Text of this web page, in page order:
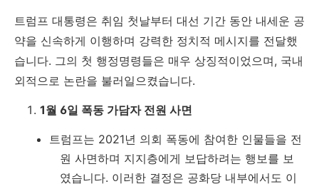
트럼프 대통령은 취임 첫날부터 대선 기간 동안 내세운 공
약을 신속하게 이행하며 강력한 정치적 메시지를 전달했
습니다. 그의 첫 행정명령들은 매우 상징적이었으며, 국내
외적으로 논란을 불러일으켰습니다.
1월 6일 폭동 가담자 전원 사면
트럼프는 2021년 의회 폭동에 참여한 인물들을 전
원 사면하며 지지층에게 보답하려는 행보를 보
였습니다. 이러한 결정은 공화당 내부에서도 이